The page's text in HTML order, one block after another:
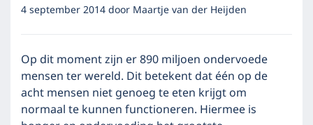
4 september 2014door Maartje van der Heijden
Op dit moment zijn er 890 miljoen ondervoede
mensen ter wereld. Dit betekent dat één op de
acht mensen niet genoeg te eten krijgt om
normaal te kunnen functioneren. Hiermee is